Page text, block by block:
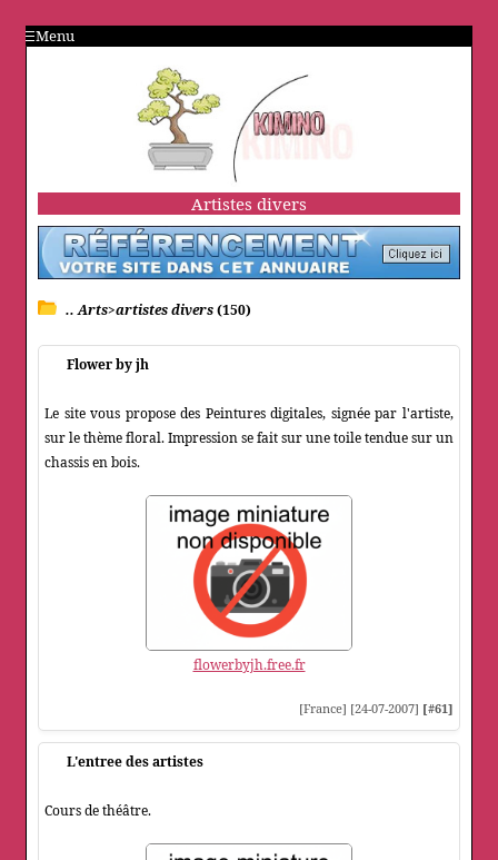
Menu
Artistes divers
.. Arts>artistes divers(150)
Flower by jh
Le site vous propose des Peintures digitales, signée par l'artiste,
sur le thème floral. Impression se fait sur une toile tendue sur un
chassis en bois.
flowerbyjh.free.fr
[France] [24-07-2007] [#61]
L'entree des artistes
Cours de théâtre.